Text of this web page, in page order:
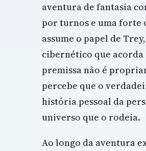
aventura de fantasia
por turnos e uma forte
assume o papel de
cibernético que acorda
premissa não é
percebe que o
história pessoal da
universo que o rodeia.
Ao longo da aventura